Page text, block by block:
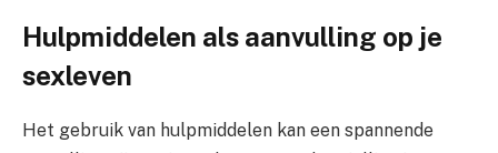
Hulpmiddelen als aanvulling op je
sexleven
Het gebruik van hulpmiddelen kan een spannende